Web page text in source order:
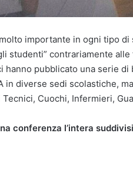
importante in ogni tipo
studenti” contrariamente
hanno pubblicato una serie
in diverse sedi scolastiche,
Cuochi, Infermieri,
conferenza l’intera